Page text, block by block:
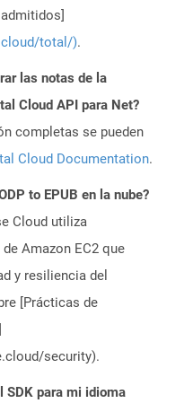
total/).
las notas de la
Cloud API para Net?
completas se pueden
Cloud Documentation.
to EPUB en la nube?
Cloud utiliza
Amazon EC2 que
y resiliencia del
[Prácticas de
security).
SDK para mi idioma